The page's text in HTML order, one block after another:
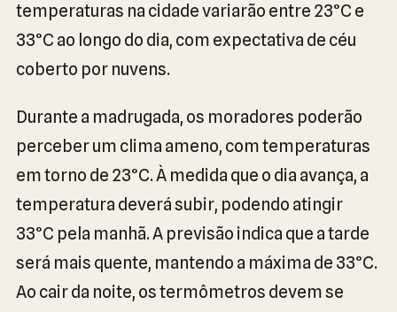
temperaturas na cidade variarão entre 23°C e
33°C ao longo do dia, com expectativa de céu
coberto por nuvens.
Durante a madrugada, os moradores poderão
perceber um clima ameno, com temperaturas
em torno de 23°C. À medida que o dia avança, a
temperatura deverá subir, podendo atingir
33°C pela manhã. A previsão indica que a tarde
será mais quente, mantendo a máxima de 33°C.
Ao cair da noite, os termômetros devem se